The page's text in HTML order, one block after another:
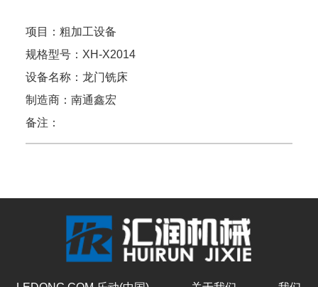
项目：粗加工设备
规格型号：XH-X2014
设备名称：龙门铣床
制造商：南通鑫宏
备注：